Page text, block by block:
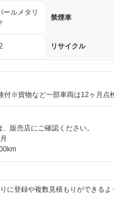
ールメタリ
禁煙車
リサイクル
付※貨物など一部車両は12ヶ月点
販売店にご確認ください。
に登録や複数見積もりができるよ